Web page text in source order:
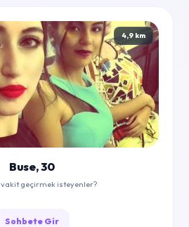
4,9 km
Buse, 30
vakit geçirmek isteyenler?
Sohbete Gir